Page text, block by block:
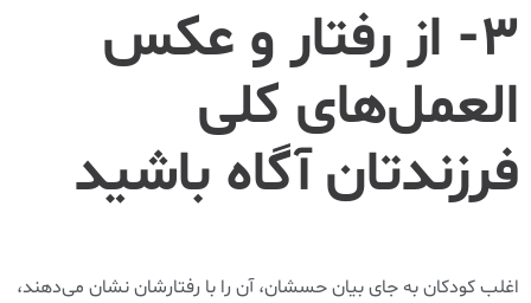
۳- از رفتار و عکس
العمل‌های کلی
فرزندتان آگاه باشید
اغلب کودکان به جای بیان حسشان، آن را با رفتارشان نشان می‌دهند،